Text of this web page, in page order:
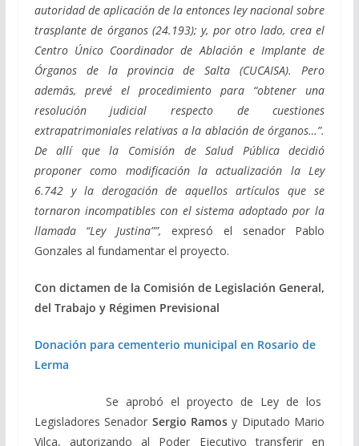
autoridad de aplicación de la entonces ley nacional sobre
trasplante de órganos (24.193); y, por otro lado, crea el
Centro Único Coordinador de Ablación e Implante de
Órganos de la provincia de Salta (CUCAISA). Pero
además, prevé el procedimiento para “obtener una
resolución judicial respecto de cuestiones
extrapatrimoniales relativas a la ablación de órganos…”.
De allí que la Comisión de Salud Pública decidió
proponer como modificación la actualización la Ley
6.742 y la derogación de aquellos artículos que se
tornaron incompatibles con el sistema adoptado por la
llamada “Ley Justina””, expresó el senador Pablo
Gonzales al fundamentar el proyecto.
Con dictamen de la Comisión de Legislación General,
del Trabajo y Régimen Previsional
Donación para cementerio municipal en Rosario de
Lerma
Se aprobó el proyecto de Ley de los
Legisladores Senador Sergio Ramosy Diputado Mario
Vilca, autorizando al Poder Ejecutivo transferir en